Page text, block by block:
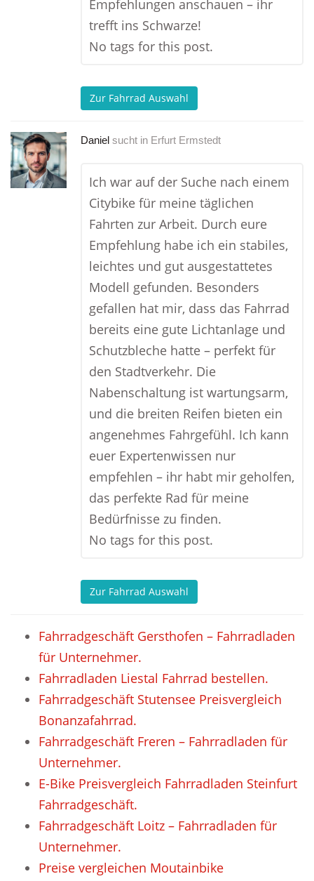
Empfehlungen anschauen – ihr
trefft ins Schwarze!
No tags for this post.
Zur Fahrrad Auswahl
Daniel sucht in Erfurt Ermstedt
Ich war auf der Suche nach einem
Citybike für meine täglichen
Fahrten zur Arbeit. Durch eure
Empfehlung habe ich ein stabiles,
leichtes und gut ausgestattetes
Modell gefunden. Besonders
gefallen hat mir, dass das Fahrrad
bereits eine gute Lichtanlage und
Schutzbleche hatte – perfekt für
den Stadtverkehr. Die
Nabenschaltung ist wartungsarm,
und die breiten Reifen bieten ein
angenehmes Fahrgefühl. Ich kann
euer Expertenwissen nur
empfehlen – ihr habt mir geholfen,
das perfekte Rad für meine
Bedürfnisse zu finden.
No tags for this post.
Zur Fahrrad Auswahl
Fahrradgeschäft Gersthofen – Fahrradladen
für Unternehmer.
Fahrradladen Liestal Fahrrad bestellen.
Fahrradgeschäft Stutensee Preisvergleich
Bonanzafahrrad.
Fahrradgeschäft Freren – Fahrradladen für
Unternehmer.
E-Bike Preisvergleich Fahrradladen Steinfurt
Fahrradgeschäft.
Fahrradgeschäft Loitz – Fahrradladen für
Unternehmer.
Preise vergleichen Moutainbike